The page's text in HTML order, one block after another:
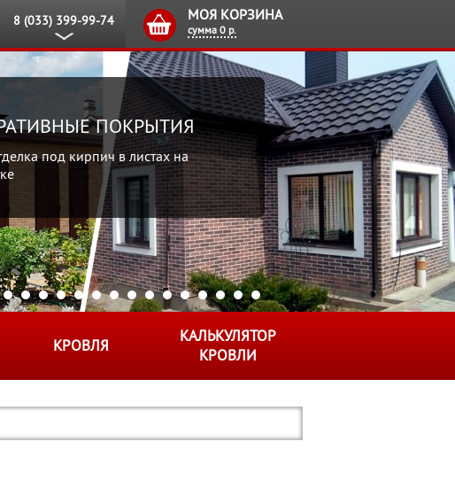
8 (033) 399-99-74 МОЯ КОРЗИНА
сумма 0 р.
ПОКРЫТИЯ
под кирпич в листах на
КРОВЛЯ
КАЛЬКУЛЯТОР
КРОВЛИ